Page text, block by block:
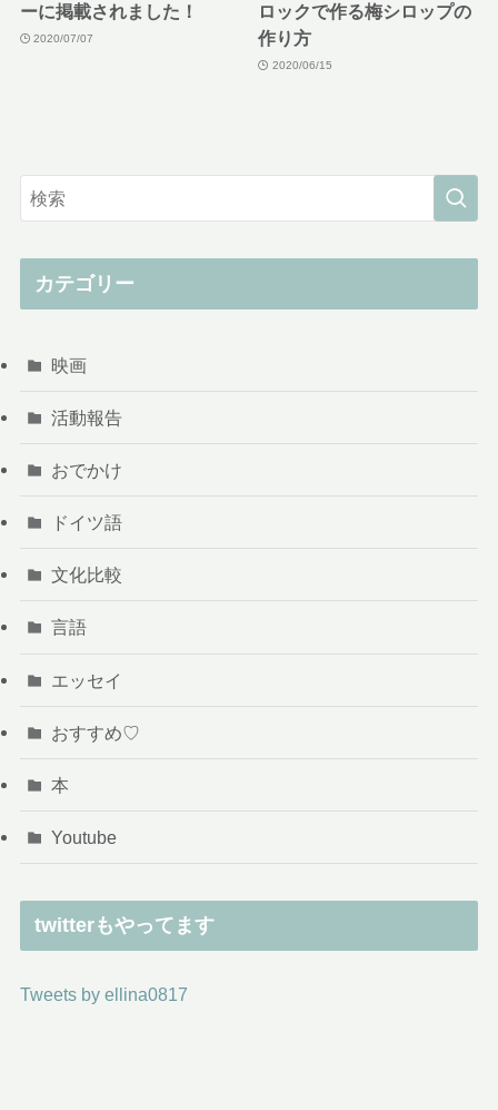
ーに掲載されました！
2020/07/07
ロックで作る梅シロップの
作り方
2020/06/15
カテゴリー
映画
活動報告
おでかけ
ドイツ語
文化比較
言語
エッセイ
おすすめ♡
本
Youtube
twitterもやってます
Tweets by ellina0817